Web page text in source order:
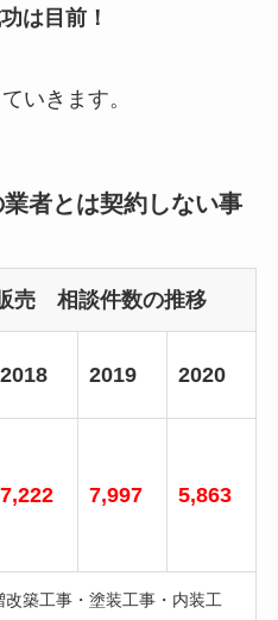
は目前！
いきます。
者とは契約しない事
売 相談件数の推移
2018 2019 2020
7,222 7,997 5,863
改築工事・塗装工事・内装工